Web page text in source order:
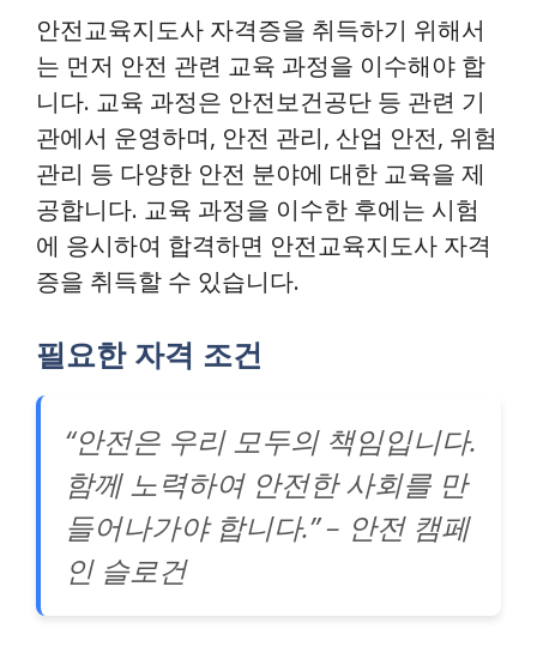
안전교육지도사 자격증을 취득하기 위해서
는 먼저 안전 관련 교육 과정을 이수해야 합
니다. 교육 과정은 안전보건공단 등 관련 기
관에서 운영하며, 안전 관리, 산업 안전, 위험
관리 등 다양한 안전 분야에 대한 교육을 제
공합니다. 교육 과정을 이수한 후에는 시험
에 응시하여 합격하면 안전교육지도사 자격
증을 취득할 수 있습니다.
필요한 자격 조건
“안전은 우리 모두의 책임입니다.
함께 노력하여 안전한 사회를 만
들어나가야 합니다.” – 안전 캠페
인 슬로건